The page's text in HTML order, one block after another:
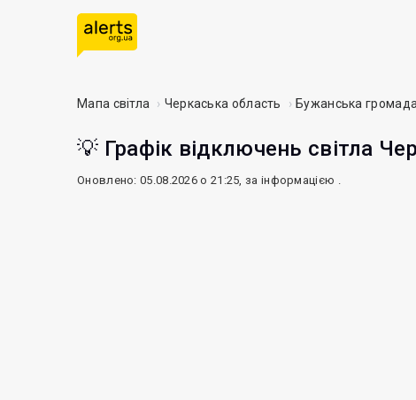
Мапа світла Черкаська область Бужанська громада
💡 Графік відключень світла
Оновлено: 05.08.2026 о 21:25, за інформацією .